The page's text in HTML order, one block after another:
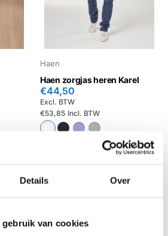
Details Over
gebruik van cookies
Haen
Haen zorgjas heren Karel
€53,85 Incl. BTW
€44,50
Excl. BTW